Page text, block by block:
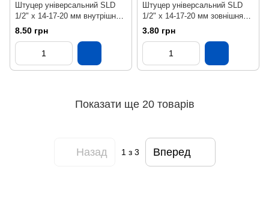
Штуцер універсальний SLD
1/2" х 14-17-20 мм внутрішня
різьба
8.50 грн
Штуцер універсальний SLD
1/2" х 14-17-20 мм зовнішня
різьба
3.80 грн
Показати ще 20 товарів
Назад 1з 3 Вперед